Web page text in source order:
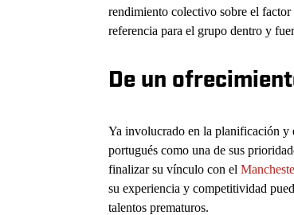
rendimiento colectivo sobre el
referencia para el grupo dentro y
De un
Ya involucrado en la planificación y
portugués como una de sus
finalizar su vínculo con el
su experiencia y competitividad
talentos prematuros.